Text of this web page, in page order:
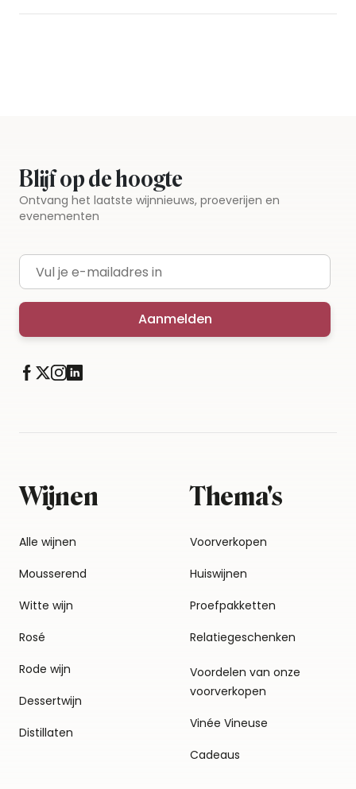
Blijf op de hoogte
Ontvang het laatste wijnnieuws, proeverijen en
evenementen
E-mailadres
Aanmelden
Wijnen
Alle wijnen
Mousserend
Witte wijn
Rosé
Rode wijn
Dessertwijn
Distillaten
Thema's
Voorverkopen
Huiswijnen
Proefpakketten
Relatiegeschenken
Voordelen van onze
voorverkopen
Vinée Vineuse
Cadeaus